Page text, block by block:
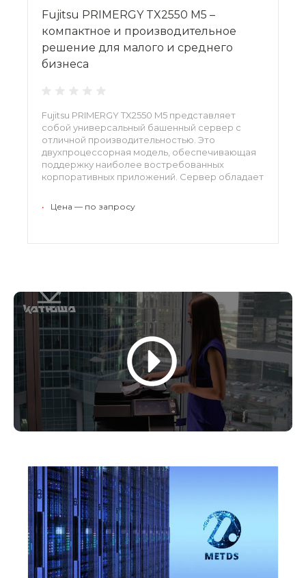
Fujitsu PRIMERGY TX2550 M5 –
компактное и производительное
решение для малого и среднего
бизнеса
Fujitsu PRIMERGY TX2550 M5 представляет
собой универсальный башенный сервер с
отличной производительностью. Это
двухпроцессорная модель, обеспечивающая
поддержку наиболее востребованных
корпоративных приложений. Сервер обладает
задачам.
• Цена — по запросу